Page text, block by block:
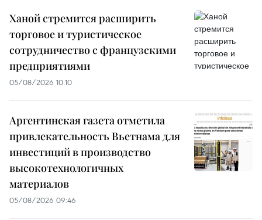
Ханой стремится расширить
торговое и туристическое
сотрудничество с французскими
предприятиями
05/08/2026 10:10
Аргентинская газета отметила
привлекательность Вьетнама для
инвестиций в производство
высокотехнологичных
материалов
05/08/2026 09:46